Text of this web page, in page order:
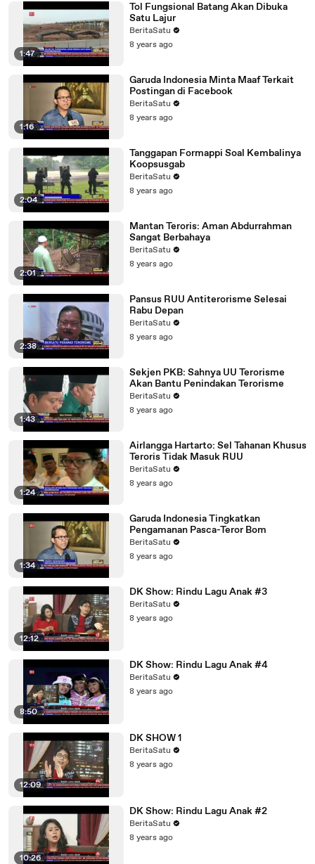
1:47
Tol Fungsional Batang Akan Dibuka
Satu Lajur
BeritaSatu
8 years ago
1:16
Garuda Indonesia Minta Maaf Terkait
Postingan di Facebook
BeritaSatu
8 years ago
2:04
Tanggapan Formappi Soal Kembalinya
Koopsusgab
BeritaSatu
8 years ago
2:01
Mantan Teroris: Aman Abdurrahman
Sangat Berbahaya
BeritaSatu
8 years ago
2:38
Pansus RUU Antiterorisme Selesai
Rabu Depan
BeritaSatu
8 years ago
1:43
Sekjen PKB: Sahnya UU Terorisme
Akan Bantu Penindakan Terorisme
BeritaSatu
8 years ago
1:24
Airlangga Hartarto: Sel Tahanan Khusus
Teroris Tidak Masuk RUU
BeritaSatu
8 years ago
1:34
Garuda Indonesia Tingkatkan
Pengamanan Pasca-Teror Bom
BeritaSatu
8 years ago
12:12
DK Show: Rindu Lagu Anak #3
BeritaSatu
8 years ago
8:50
DK Show: Rindu Lagu Anak #4
BeritaSatu
8 years ago
12:09
DK SHOW 1
BeritaSatu
8 years ago
10:26
DK Show: Rindu Lagu Anak #2
BeritaSatu
8 years ago